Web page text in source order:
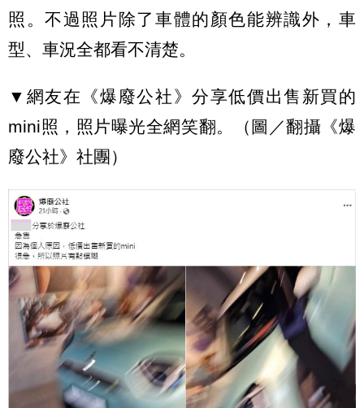
照。不過照片除了車體的顏色能辨識外，車
型、車況全都看不清楚。
▼網友在《爆廢公社》分享低價出售新買的
mini照，照片曝光全網笑翻。（圖／翻攝《爆
廢公社》社團）